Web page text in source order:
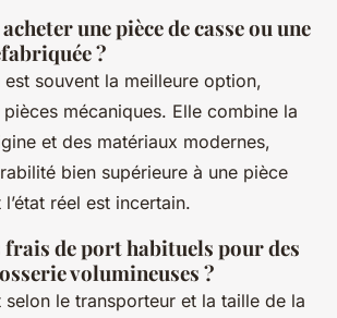
une pièce de casse ou une
?
souvent la meilleure option,
mécaniques. Elle combine la
et des matériaux modernes,
bien supérieure à une pièce
réel est incertain.
frais de port habituels pour des
volumineuses ?
selon le transporteur et la taille de la